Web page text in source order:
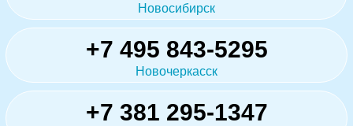
Новосибирск
+7 495 843-5295
Новочеркасск
+7 381 295-1347